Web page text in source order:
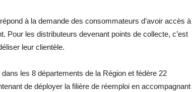
répond à la demande des consommateurs d’avoir accès à
Pour les distributeurs devenant points de collecte, c’est
leur clientèle.
les 8 départements de la Région et fédère 22
de déployer la filière de réemploi en accompagnant